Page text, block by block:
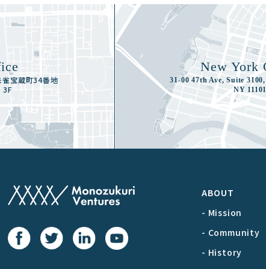
宝蔵町34番地
3F
New York
31-00 47th Ave, Suite
NY 11101
ABOUT
- Mission
- Community
- History